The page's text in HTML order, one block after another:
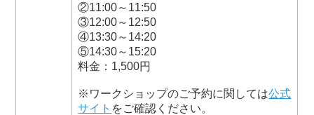
②11:00～11:50
③12:00～12:50
④13:30～14:20
⑤14:30～15:20
料金：1,500円
※ワークショップのご予約に関しては公式
サイト をご確認ください。